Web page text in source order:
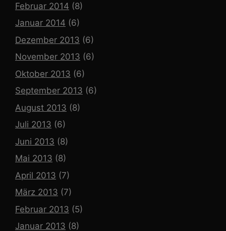
Februar 2014 (8)
Januar 2014 (6)
Dezember 2013 (6)
November 2013 (6)
Oktober 2013 (6)
September 2013 (6)
August 2013 (8)
Juli 2013 (6)
Juni 2013 (8)
Mai 2013 (8)
April 2013 (7)
März 2013 (7)
Februar 2013 (5)
Januar 2013 (8)